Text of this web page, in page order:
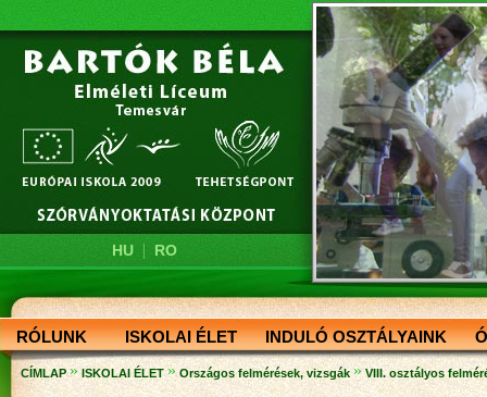
HU| RO
RÓLUNK ISKOLAI ÉLET INDULÓ OSZTÁLYAINK
CÍMLAP » ISKOLAI ÉLET » Országos felmérések, vizsgák » VIII. osztályos